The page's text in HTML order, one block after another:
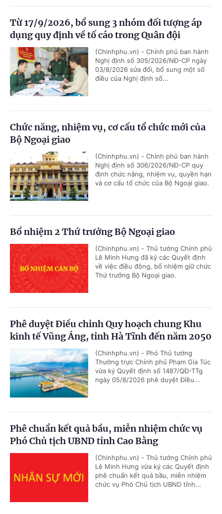
Từ 17/9/2026, bổ sung 3 nhóm đối tượng áp
dụng quy định về tố cáo trong Quân đội
(Chinhphu.vn) - Chính phủ ban hành
Nghị định số 305/2026/NĐ-CP ngày
03/8/2026 sửa đổi, bổ sung một số
điều của Nghị định số...
Chức năng, nhiệm vụ, cơ cấu tổ chức mới của
Bộ Ngoại giao
(Chinhphu.vn) - Chính phủ ban hành
Nghị định số 306/2026/NĐ-CP quy
định chức năng, nhiệm vụ, quyền hạn
và cơ cấu tổ chức của Bộ Ngoại giao.
Bổ nhiệm 2 Thứ trưởng Bộ Ngoại giao
(Chinhphu.vn) - Thủ tướng Chính phủ
Lê Minh Hưng đã ký các Quyết định
về việc điều động, bổ nhiệm giữ chức
Thứ trưởng Bộ Ngoại giao.
Phê duyệt Điều chỉnh Quy hoạch chung Khu
kinh tế Vũng Áng, tỉnh Hà Tĩnh đến năm 2050
(Chinhphu.vn) - Phó Thủ tướng
Thường trực Chính phủ Phạm Gia Túc
vừa ký Quyết định số 1487/QĐ-TTg
ngày 05/8/2026 phê duyệt Điều...
Phê chuẩn kết quả bầu, miễn nhiệm chức vụ
Phó Chủ tịch UBND tỉnh Cao Bằng
(Chinhphu.vn) - Thủ tướng Chính phủ
Lê Minh Hưng vừa ký các Quyết định
phê chuẩn kết quả bầu, miễn nhiệm
chức vụ Phó Chủ tịch UBND tỉnh...